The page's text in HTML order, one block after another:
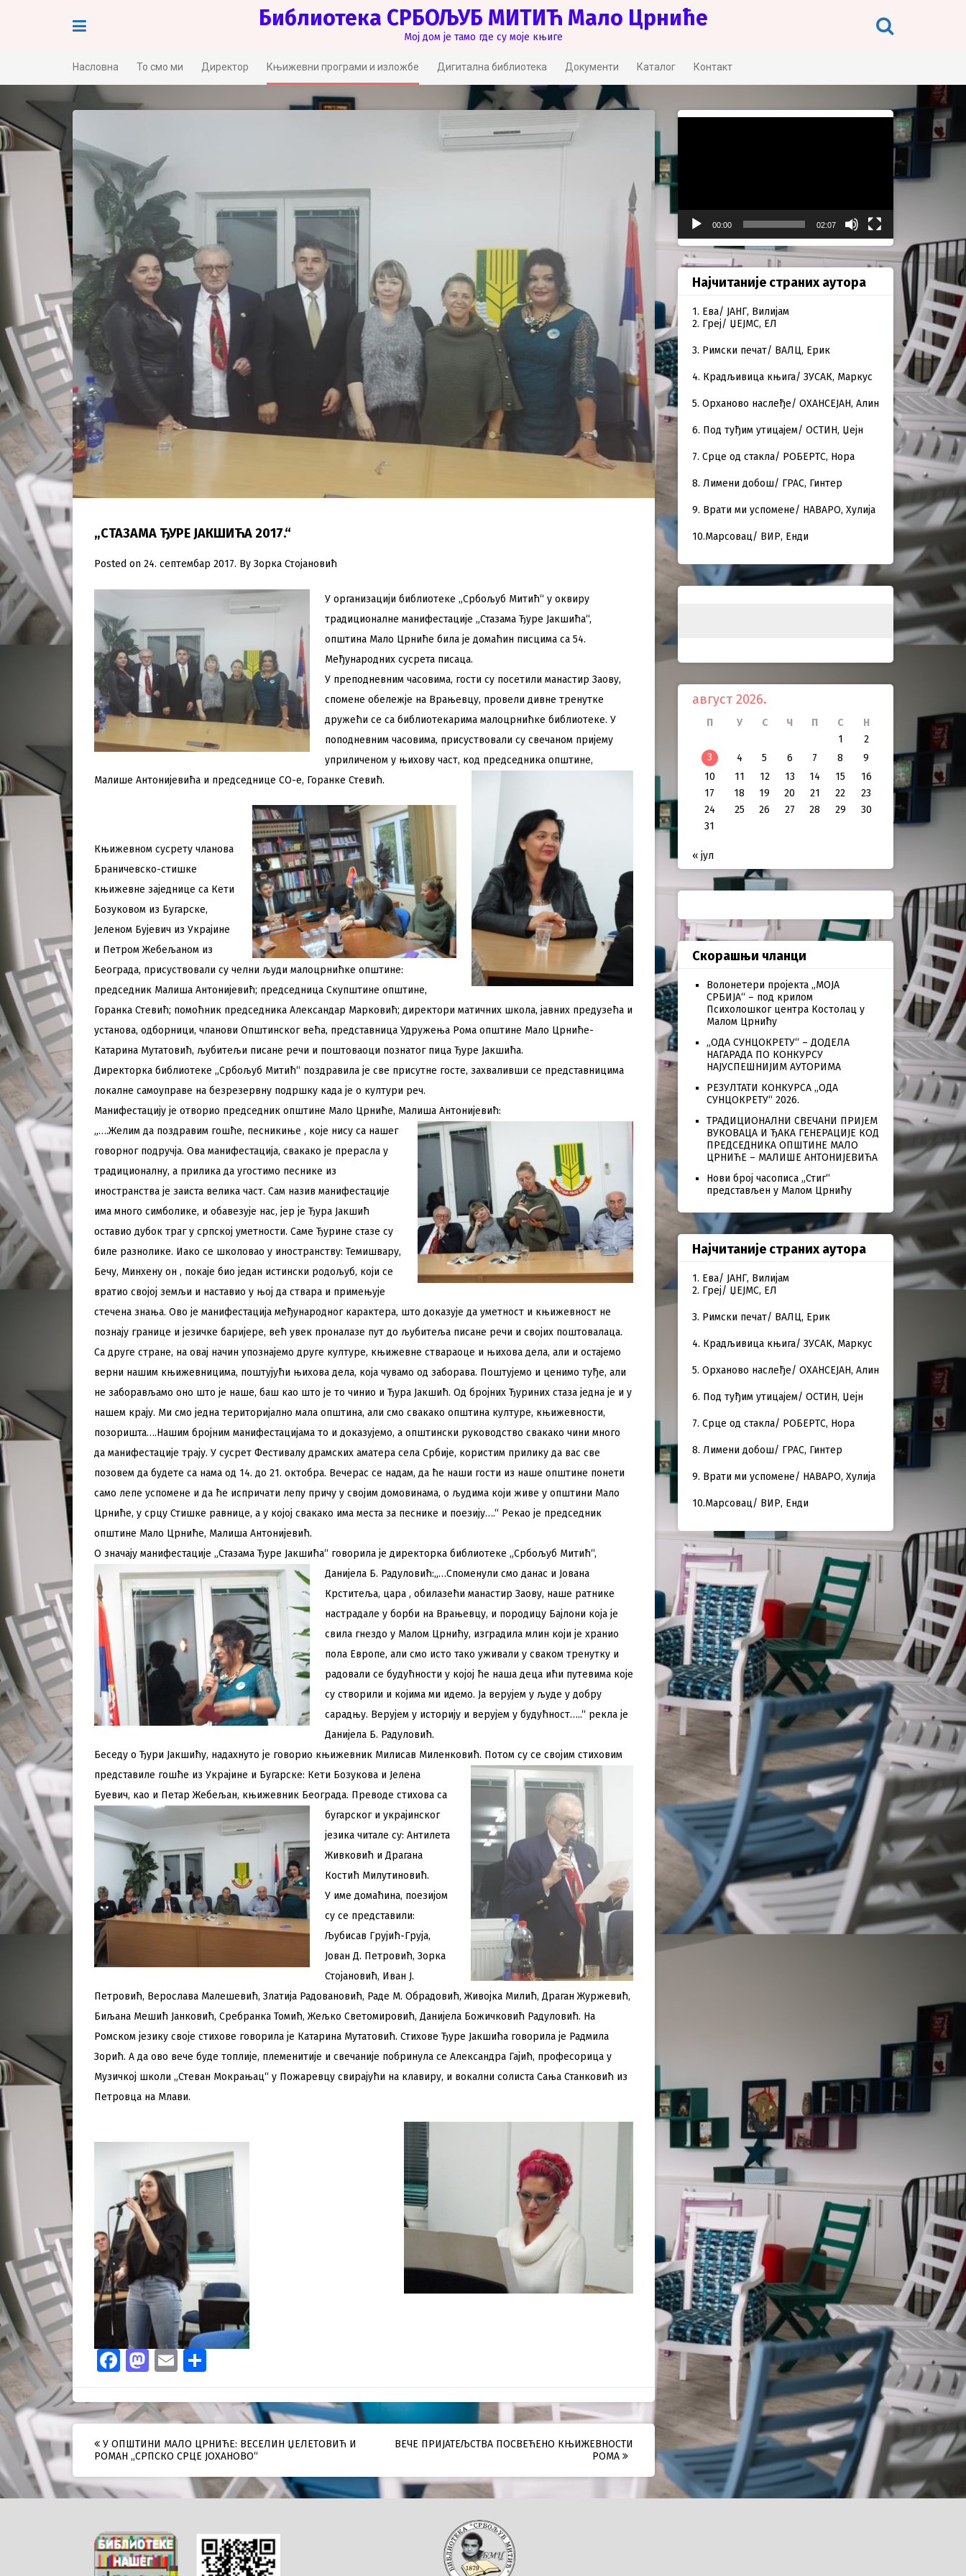
Библиотека СРБОЉУБ МИТИЋ Мало Црниће
Мој дом је тамо где су моје књиге
Насловна То смо ми Директор Књижевни програми и изложбе Дигитална библиотека Документи Каталог Контакт
„СТАЗАМА ЂУРЕ ЈАКШИЋА 2017.“
Posted on 24. септембар 2017. By Зорка Стојановић
У организацији библиотеке „Србољуб Митић“ у оквиру
традиционалне манифестације „Стазама Ђуре Јакшића“,
општина Мало Црниће била је домаћин писцима са 54.
Међународних сусрета писаца.
У преподневним часовима, гости су посетили манастир Заову,
спомене обележје на Врањевцу, провели дивне тренутке
дружећи се са библиотекарима малоцрнићке библиотеке. У
поподневним часовима, присуствовали су свечаном пријему
уприличеном у њихову част, код председника општине,
Малише Антонијевића и председнице СО-е, Горанке Стевић.
Књижевном сусрету чланова
Браничевско-стишке
књижевне заједнице са Кети
Бозуковом из Бугарске,
Јеленом Бујевич из Украјине
и Петром Жебељаном из
Београда, присуствовали су челни људи малоцрнићке општине:
председник Малиша Антонијевић; председница Скупштине општине,
Горанка Стевић; помоћник председника Александар Марковић; директори матичних школа, јавних предузећа и
установа, одборници, чланови Општинског већа, представница Удружења Рома општине Мало Црниће-
Катарина Мутатовић, љубитељи писане речи и поштоваоци познатог пица Ђуре Јакшића.
Директорка библиотеке „Србољуб Митић“ поздравила је све присутне госте, захваливши се представницима
локалне самоуправе на безрезервну подршку када је о култури реч.
Манифестацију је отворио председник општине Мало Црниће, Малиша Антонијевић:
„….Желим да поздравим гошће, песникиње , које нису са нашег
говорног подручја. Ова манифестација, свакако је прерасла у
традиционалну, а прилика да угостимо песнике из
иностранства је заиста велика част. Сам назив манифестације
има много симболике, и обавезује нас, јер је Ђура Јакшић
оставио дубок траг у српској уметности. Саме Ђурине стазе су
биле разнолике. Иако се школовао у иностранству: Темишвару,
Бечу, Минхену он , покаје био један истински родољуб, који се
вратио својој земљи и наставио у њој да ствара и примењује
стечена знања. Ово је манифестација међународног карактера, што доказује да уметност и књижевност не
познају границе и језичке баријере, већ увек проналазе пут до љубитеља писане речи и својих поштовалаца.
Са друге стране, на овај начин упознајемо друге културе, књижевне ствараоце и њихова дела, али и остајемо
верни нашим књижевницима, поштујући њихова дела, која чувамо од заборава. Поштујемо и ценимо туђе, али
не заборављамо оно што је наше, баш као што је то чинио и Ђура Јакшић. Од бројних Ђуриних стаза једна је и у
нашем крају. Ми смо једна територијално мала општина, али смо свакако општина културе, књижевности,
позоришта….Нашим бројним манифестацијама то и доказујемо, а општински руководство свакако чини много
да манифестације трају. У сусрет Фестивалу драмских аматера села Србије, користим прилику да вас све
позовем да будете са нама од 14. до 21. октобра. Вечерас се надам, да ће наши гости из наше општине понети
само лепе успомене и да ће испричати лепу причу у својим домовинама, о људима који живе у општини Мало
Црниће, у срцу Стишке равнице, а у којој свакако има места за песнике и поезију….“ Рекао је председник
општине Мало Црниће, Малиша Антонијевић.
О значају манифестације „Стазама Ђуре Јакшића“ говорила је директорка библиотеке „Србољуб Митић“,
Данијела Б. Радуловић:„…Споменули смо данас и Јована
Крститеља, цара , обилазећи манастир Заову, наше ратнике
настрадале у борби на Врањевцу, и породицу Бајлони која је
свила гнездо у Малом Црнићу, изградила млин који је хранио
пола Европе, али смо исто тако уживали у сваком тренутку и
радовали се будућности у којој ће наша деца ићи путевима које
су створили и којима ми идемо. Ја верујем у људе у добру
сарадњу. Верујем у историју и верујем у будућност…..“ рекла је
Данијела Б. Радуловић.
Беседу о Ђури Јакшићу, надахнуто је говорио књижевник Милисав Миленковић. Потом су се својим стиховим
представиле гошће из Украјине и Бугарске: Кети Бозукова и Јелена
Буевич, као и Петар Жебељан, књижевник Београда. Преводе стихова са
бугарског и украјинског
језика читале су: Антилета
Живковић и Драгана
Костић Милутиновић.
У име домаћина, поезијом
су се представили:
Љубисав Грујић-Груја,
Јован Д. Петровић, Зорка
Стојановић, Иван Ј.
Петровић, Верослава Малешевић, Златија Радовановић, Раде М. Обрадовић, Живојка Милић, Драган Журжевић,
Биљана Мешић Јанковић, Сребранка Томић, Жељко Светомировић, Данијела Божичковић Радуловић. На
Ромском језику своје стихове говорила је Катарина Мутатовић. Стихове Ђуре Јакшића говорила је Радмила
Зорић. А да ово вече буде топлије, племенитије и свечаније побринула се Александра Гајић, професорица у
Музичкој школи „Стеван Мокрањац“ у Пожаревцу свирајући на клавиру, и вокални солиста Сања Станковић из
Петровца на Млави.
Facebook
Mastodon
Email
Post
navigation
У ОПШТИНИ МАЛО ЦРНИЋЕ: ВЕСЕЛИН ЏЕЛЕТОВИЋ И
РОМАН „СРПСКО СРЦЕ ЈОХАНОВО“
ВЕЧЕ ПРИЈАТЕЉСТВА ПОСВЕЋЕНО КЊИЖЕВНОСТИ
РОМА
00:00 02:07
Најчитаније страних аутора
1. Ева/ ЈАНГ, Вилијам
2. Греј/ ЏЕЈМС, ЕЛ
3. Римски печат/ ВАЛЦ, Ерик
4. Крадљивица књига/ ЗУСАК, Маркус
5. Орханово наслеђе/ ОХАНСЕЈАН, Алин
6. Под туђим утицајем/ ОСТИН, Џејн
7. Срце од стакла/ РОБЕРТС, Нора
8. Лимени добош/ ГРАС, Гинтер
9. Врати ми успомене/ НАВАРО, Хулија
10.Марсовац/ ВИР, Енди
август 2026.
П У С Ч П С
Н
1
2
3
4 5 6 7 8
9
10
11 12 13 14 15
16
17
18 19 20 21 22
23
24
25 26 27 28 29
30
31
« јул
Скорашњи чланци
Волонетери пројекта „МОЈА
СРБИЈА“ – под крилом
Психолошког центра Костолац у
Малом Црнићу
„ОДА СУНЦОКРЕТУ“ – ДОДЕЛА
НАГАРАДА ПО КОНКУРСУ
НАЈУСПЕШНИЈИМ АУТОРИМА
РЕЗУЛТАТИ КОНКУРСА „ОДА
СУНЦОКРЕТУ“ 2026.
ТРАДИЦИОНАЛНИ СВЕЧАНИ ПРИЈЕМ
ВУКОВАЦА И ЂАКА ГЕНЕРАЦИЈЕ КОД
ПРЕДСЕДНИКА ОПШТИНЕ МАЛО
ЦРНИЋЕ – МАЛИШЕ АНТОНИЈЕВИЋА
Нови број часописа „Стиг“
представљен у Малом Црнићу
Најчитаније страних аутора
1. Ева/ ЈАНГ, Вилијам
2. Греј/ ЏЕЈМС, ЕЛ
3. Римски печат/ ВАЛЦ, Ерик
4. Крадљивица књига/ ЗУСАК, Маркус
5. Орханово наслеђе/ ОХАНСЕЈАН, Алин
6. Под туђим утицајем/ ОСТИН, Џејн
7. Срце од стакла/ РОБЕРТС, Нора
8. Лимени добош/ ГРАС, Гинтер
9. Врати ми успомене/ НАВАРО, Хулија
10.Марсовац/ ВИР, Енди